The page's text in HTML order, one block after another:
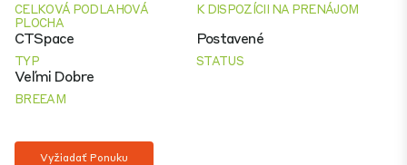
CELKOVÁ PODLAHOVÁ
PLOCHA
K DISPOZÍCII NA PRENÁJOM
CTSpace
TYP
Postavené
STATUS
Veľmi Dobre
BREEAM
Vyžiadať Ponuku